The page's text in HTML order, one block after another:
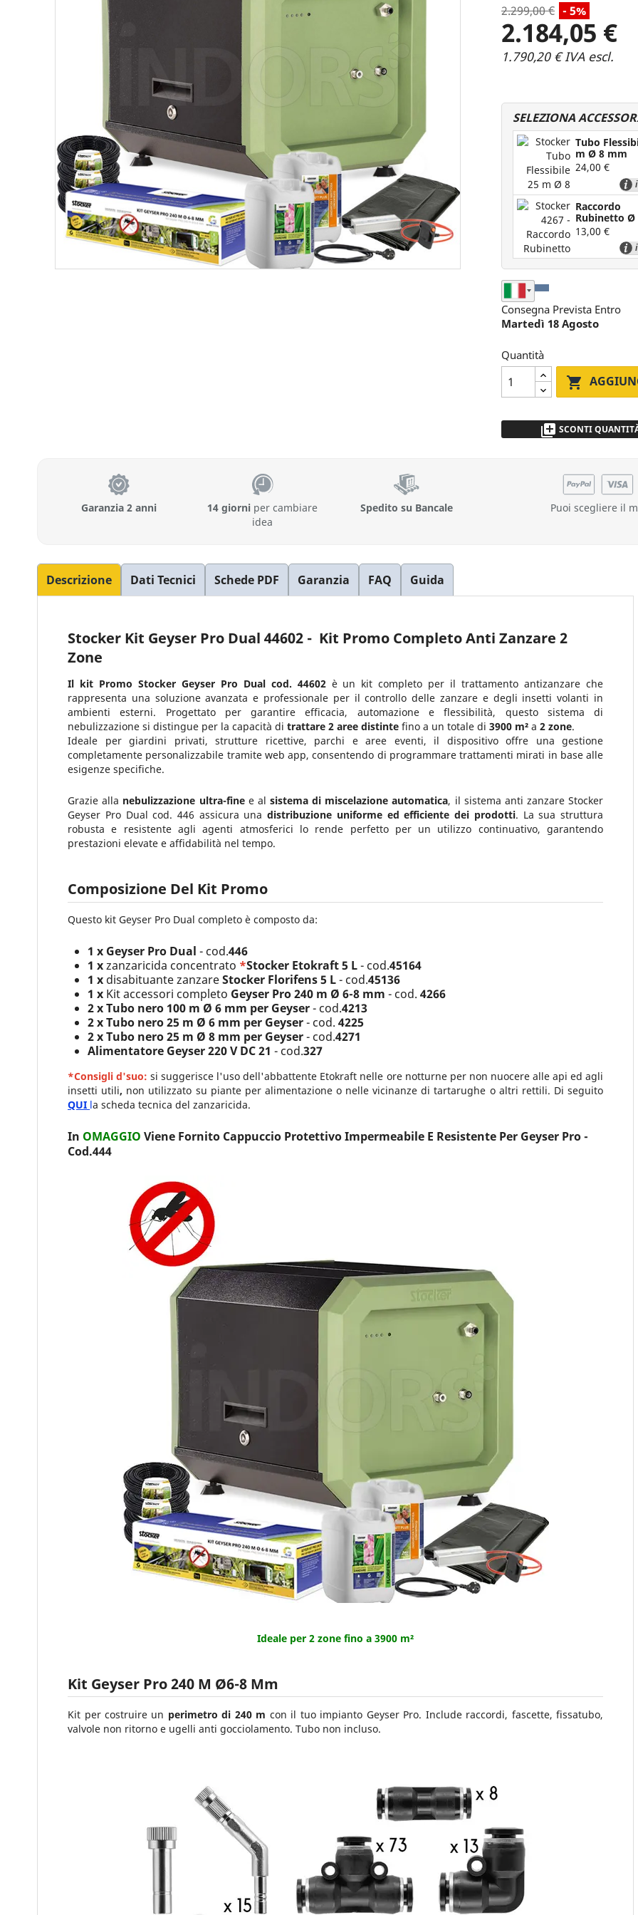
2.299,00 € - 5%
2.184,05 €
1.790,20 € IVA escl.
SELEZIONA
Tubo
m Ø 8 mm
24,00 €
+
Raccordo
Rubinetto Ø
mm
13,00 €
+
Seleziona Nazione di
Consegna Prevista Entro
Martedì 18 Agosto
Quantità

library_add SCONTI
Garanzia 2 anni 14 giorni per cambiare
idea
Spedito su Bancale Puoi scegliere il
Descrizione Dati Tecnici Schede PDF Garanzia FAQ Guida
Stocker Kit Geyser Pro Dual 44602 - Kit Promo Completo Anti Zanzare 2
Zone
Il kit Promo Stocker Geyser Pro Dual cod. 44602 è un kit completo per il trattamento antizanzare che
rappresenta una soluzione avanzata e professionale per il controllo delle zanzare e degli insetti volanti in
ambienti esterni. Progettato per garantire efficacia, automazione e flessibilità, questo sistema di
nebulizzazione si distingue per la capacità ditrattare 2 aree distinte fino a un totale di3900 m² a2 zone.
Ideale per giardini privati, strutture ricettive, parchi e aree eventi, il dispositivo offre una gestione
completamente personalizzabile tramite web app, consentendo di programmare trattamenti mirati in base alle
esigenze specifiche.
Grazie alla nebulizzazione ultra-finee al sistema di miscelazione automatica, il sistema anti zanzare Stocker
Geyser Pro Dual cod. 446 assicura unadistribuzione uniforme ed efficiente dei prodotti. La sua struttura
robusta e resistente agli agenti atmosferici lo rende perfetto per un utilizzo continuativo, garantendo
prestazioni elevate e affidabilità nel tempo.
Composizione Del Kit Promo
Questo kit Geyser Pro Dual completo è composto da:
1 x Geyser Pro Dual - cod.446
1 xzanzaricida concentrato *Stocker Etokraft 5 L- cod.45164
1 x disabituante zanzareStocker Florifens 5 L- cod.45136
1 x Kit accessori completo Geyser Pro 240 m Ø 6-8 mm - cod.4266
2 xTubo nero 100 m Ø 6 mm per Geyser- cod.4213
2 xTubo nero 25 m Ø 6 mm per Geyser- cod.4225
2 xTubo nero 25 m Ø 8 mm per Geyser- cod.4271
Alimentatore Geyser 220 V DC 21 - cod.327
*Consigli d'suo:si suggerisce l'uso dell'abbattente Etokraft nelle ore notturne per non nuocere alle api ed agli
insetti utili, non utilizzato su piante per alimentazione o nelle vicinanze di tartarughe o altri rettili. Di seguito
QUI la scheda tecnica del zanzaricida.
In OMAGGIO Viene Fornito Cappuccio ProtettivoImpermeabile E Resistente Per Geyser Pro -
Cod.444
Ideale per 2 zone fino a 3900 m²
Kit Geyser Pro 240 M Ø6-8 Mm
Kit per costruire un perimetro di 240 m con il tuo impianto Geyser Pro. Include raccordi, fascette, fissatubo,
valvole non ritorno e ugelli anti gocciolamento. Tubo non incluso.